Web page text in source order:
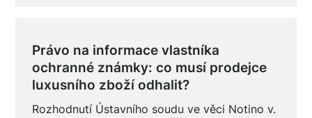
Právo na informace vlastníka
ochranné známky: co musí prodejce
luxusního zboží odhalit?
Rozhodnutí Ústavního soudu ve věci Notino v.